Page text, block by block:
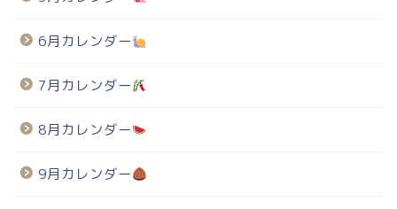
6月カレンダー
7月カレンダー
8月カレンダー
9月カレンダー